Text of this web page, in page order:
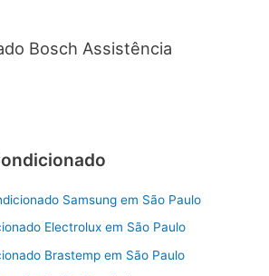
Bosch Assistência
Samsung em São Paulo
Electrolux em São Paulo
Brastemp em São Paulo